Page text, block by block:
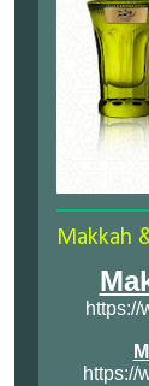
Makkah
https://
https://